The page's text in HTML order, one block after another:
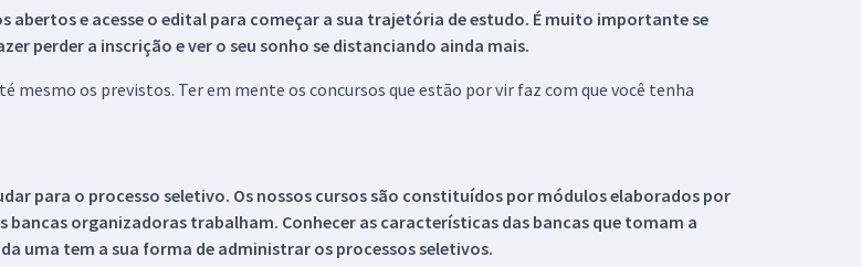
abertos e acesse o edital para começar a sua trajetória de estudo. É muito importante se
perder a inscrição e ver o seu sonho se distanciando ainda mais.
mesmo os previstos. Ter em mente os concursos que estão por vir faz com que você tenha
para o processo seletivo. Os nossos cursos são constituídos por módulos elaborados por
organizadoras trabalham. Conhecer as características das bancas que tomam a
uma tem a sua forma de administrar os processos seletivos.